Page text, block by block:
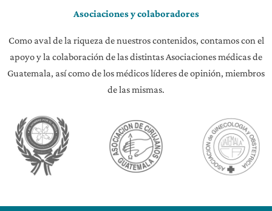
Asociaciones y colaboradores
Como aval de la riqueza de nuestros contenidos, contamos con el
apoyo y la colaboración de las distintas Asociaciones médicas de
Guatemala, así como de los médicos líderes de opinión, miembros
de las mismas.